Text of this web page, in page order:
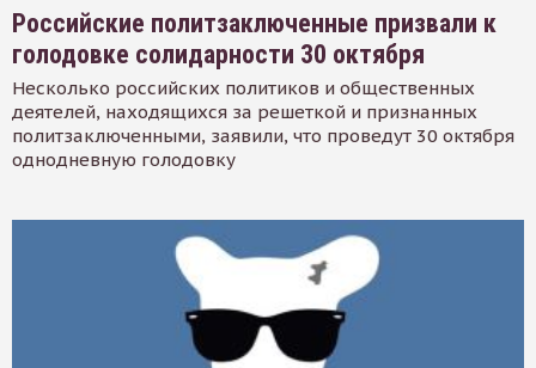
Российские политзаключенные призвали к
голодовке солидарности 30 октября
Несколько российских политиков и общественных
деятелей, находящихся за решеткой и признанных
политзаключенными, заявили, что проведут 30 октября
однодневную голодовку